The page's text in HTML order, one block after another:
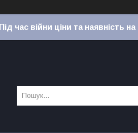
Під час війни ціни та наявність